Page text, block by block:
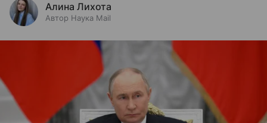
Алина Лихота
Автор Наука Mail